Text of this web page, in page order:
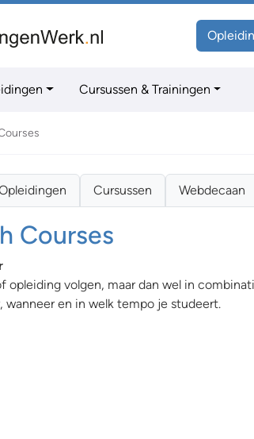
Cursussen & Trainingen
Cursussen Webdecaan
Courses
opleiding volgen, maar dan wel in
wanneer en in welk tempo je studeert.